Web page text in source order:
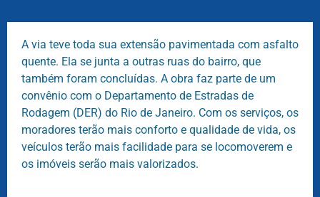
A via teve toda sua extensão pavimentada com asfalto
quente. Ela se junta a outras ruas do bairro, que
também foram concluídas. A obra faz parte de um
convênio com o Departamento de Estradas de
Rodagem (DER) do Rio de Janeiro. Com os serviços, os
moradores terão mais conforto e qualidade de vida, os
veículos terão mais facilidade para se locomoverem e
os imóveis serão mais valorizados.